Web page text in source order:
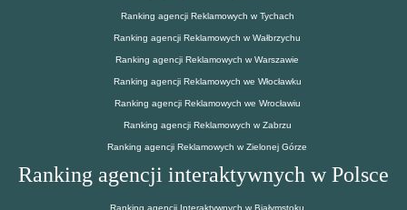
Ranking agencji Reklamowych w Tychach
Ranking agencji Reklamowych w Wałbrzychu
Ranking agencji Reklamowych w Warszawie
Ranking agencji Reklamowych we Włocławku
Ranking agencji Reklamowych we Wrocławiu
Ranking agencji Reklamowych w Zabrzu
Ranking agencji Reklamowych w Zielonej Górze
Ranking agencji interaktywnych w Polsce
Ranking agencji Interaktywnych w Białymstoku